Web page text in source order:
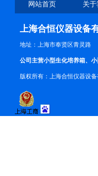
网站首页 关
上海合恒仪器设备
地址：上海市奉贤区青灵路
公司主营小型生化培养箱、
版权所有：上海合恒仪器设